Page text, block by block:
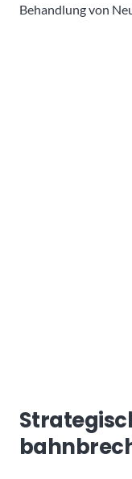
Behandlung von